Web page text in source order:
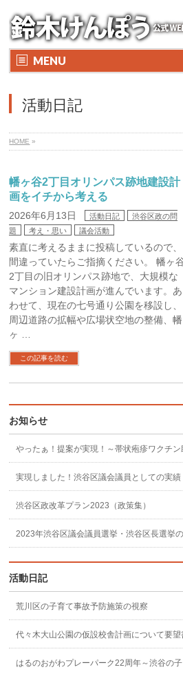
MENU
活動日記
HOME »
幡ヶ谷2丁目オリンパス跡地建設計
画をイチから考える
2026年6月13日 活動日記
渋谷区政の問
題
考え・思い 議会活動
素直に考えるままに投稿しているので、
間違っていたらご指摘ください。 幡ヶ
2丁目の旧オリンパス跡地で、大規模な
マンション建設計画が進んでいます。あ
わせて、現在の七号通り公園を移設し、
周辺道路の拡幅や広場状空地の整備、幡
ヶ …
この記事を読む
お知らせ
やったぁ！提案が実現！～帯状疱疹ワクチン
実現しました！渋谷区議会議員としての実績
渋谷区政改革プラン2023（政策集）
2023年渋谷区議会議員選挙・渋谷区長選挙
活動日記
荒川区の子育て事故予防施策の視察
代々木大山公園の仮設校舎計画について要望
はるのおがわプレーパーク22周年～渋谷の